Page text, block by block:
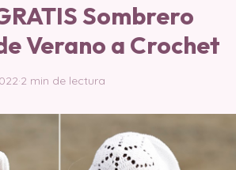
Sombrero
Verano a Crochet
·2 min de lectura